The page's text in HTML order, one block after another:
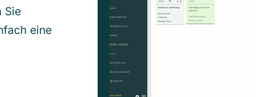
Sie
eine